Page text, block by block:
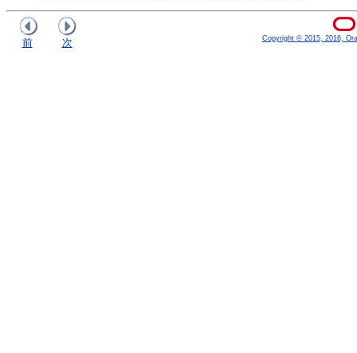
前 次 Copyright © 2015, 2016,